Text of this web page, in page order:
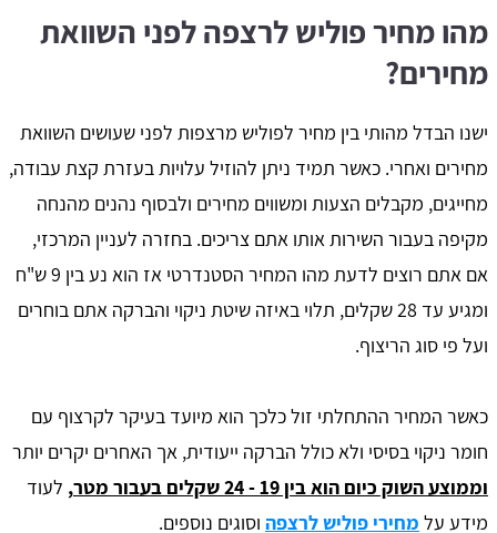
מהו מחיר פוליש לרצפה לפני השוואת
מחירים?
ישנו הבדל מהותי בין מחיר לפוליש מרצפות לפני שעושים השוואת
מחירים ואחרי. כאשר תמיד ניתן להוזיל עלויות בעזרת קצת עבודה,
מחייגים, מקבלים הצעות ומשווים מחירים ולבסוף נהנים מהנחה
מקיפה בעבור השירות אותו אתם צריכים. בחזרה לעניין המרכזי,
אם אתם רוצים לדעת מהו המחיר הסטנדרטי אז הוא נע בין 9 ש"ח
ומגיע עד 28 שקלים, תלוי באיזה שיטת ניקוי והברקה אתם בוחרים
ועל פי סוג הריצוף.
כאשר המחיר ההתחלתי זול כלכך הוא מיועד בעיקר לקרצוף עם
חומר ניקוי בסיסי ולא כולל הברקה ייעודית, אך האחרים יקרים יותר
וממוצע השוק כיום הוא בין 19 - 24 שקלים בעבור מטר
, לעוד
מידע על מחירי פוליש לרצפה וסוגים נוספים.